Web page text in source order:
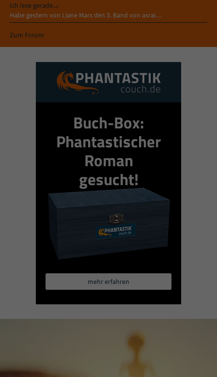
Ich lese gerade...:
Habe gestern von Liane Mars den 3. Band von asrai…
Zum Forum
Buch-Box:
Phantastischer
Roman
gesucht!
mehr erfahren